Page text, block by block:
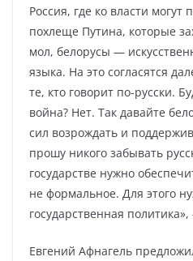
Россия, где ко власти могут
похлеще Путина, которые
мол, белорусы —
языка. На это согласятся
те, кто говорит по-русски.
война? Нет. Так давайте
сил возрождать и
прошу никого забывать
государстве нужно
не формальное. Для этого
государственная
Евгений Афнагель